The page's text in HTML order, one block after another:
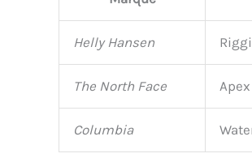
Helly Hansen
The North Face
Columbia